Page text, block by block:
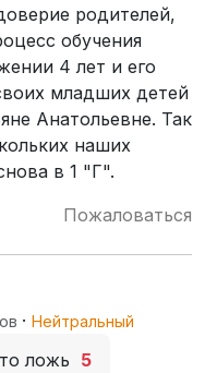
родителей,
обучения
4 лет и его
младших детей
Анатольевне. Так
наших
в 1 "Г".
Пожаловаться
· Нейтральный
ложь 5